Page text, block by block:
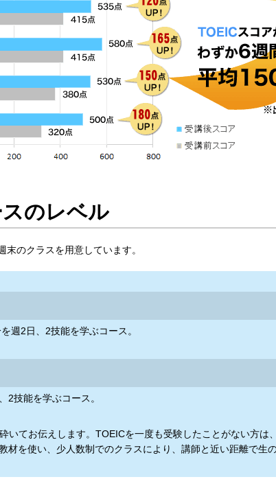
のレベル
のクラスを用意しています。
週2日、2技能を学ぶコース。
2技能を学ぶコース。
いてお伝えします。TOEICを一度も受験したことがない方は
材を使い、少人数制でのクラスにより、講師と近い距離で生